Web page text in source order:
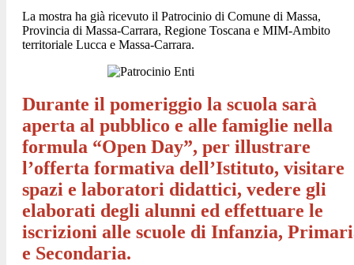
La mostra ha già ricevuto il Patrocinio di Comune di Massa,
Provincia di Massa-Carrara, Regione Toscana e MIM-Ambito
territoriale Lucca e Massa-Carrara.
Durante il pomeriggio la scuola sarà
aperta al pubblico e alle famiglie nella
formula “Open Day”, per illustrare
l’offerta formativa dell’Istituto, visitare
spazi e laboratori didattici, vedere gli
elaborati degli alunni ed effettuare le
iscrizioni alle scuole di Infanzia,
e Secondaria.